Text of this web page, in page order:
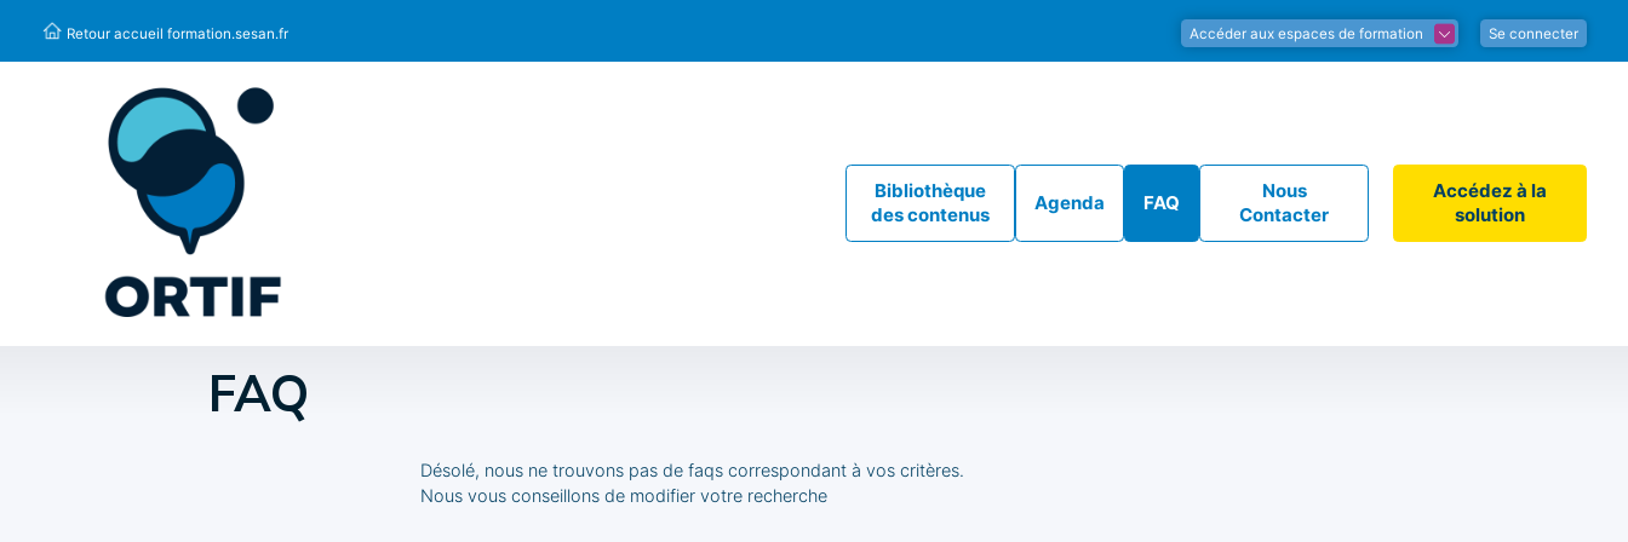
Retour accueil formation.sesan.fr Accéder aux espaces de formation Se connecter
Bibliothèque
des contenus
Agenda FAQ
Nous
Contacter
Accédez à la
solution
FAQ
Désolé, nous ne trouvons pas de faqs correspondant à vos critères.
Nous vous conseillons de modifier votre recherche